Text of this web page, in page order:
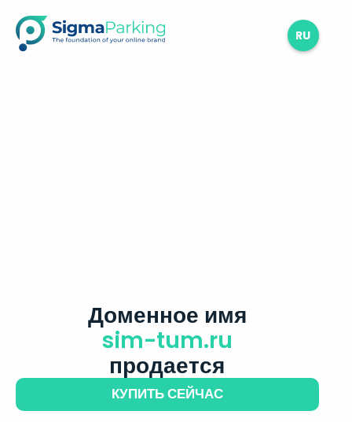
RU
Доменное имя
sim-tum.ru
продается
КУПИТЬ СЕЙЧАС